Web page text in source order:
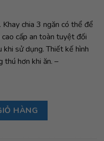
chia 3 ngăn có thể để
cao cấp an toàn tuyệt đối
khi sử dụng. Thiết kế hình
thú hơn khi ăn. –
thỏ số lượng
HÀNG